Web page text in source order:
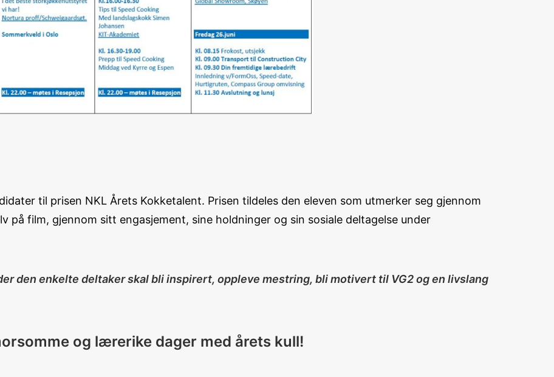
til prisen NKL Årets Kokketalent. Prisen tildeles den eleven som utmerker seg gjennom
på film, gjennom sitt engasjement, sine holdninger og sin sosiale deltagelse under
den enkelte deltaker skal bli inspirert, oppleve mestring, bli motivert til VG2 og en livslang
og lærerike dager med årets kull!